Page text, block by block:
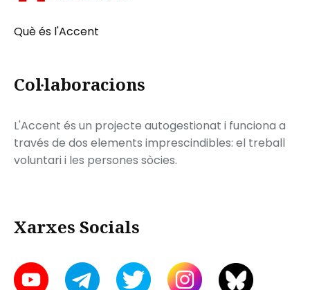
Què és l'Accent
Col·laboracions
L'Accent és un projecte autogestionat i funciona a
través de dos elements imprescindibles: el treball
voluntari i les persones sòcies.
Xarxes Socials